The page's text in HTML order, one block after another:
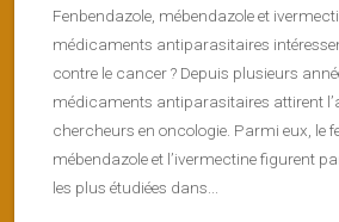
Fenbendazole, mébendazole et
médicaments antiparasitaires
contre le cancer ? Depuis plusieurs
médicaments antiparasitaires attirent
chercheurs en oncologie. Parmi eux, le
mébendazole et l’ivermectine figurent
les plus étudiées dans...